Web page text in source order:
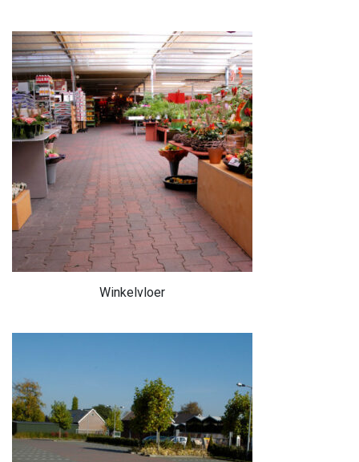
Winkelvloer